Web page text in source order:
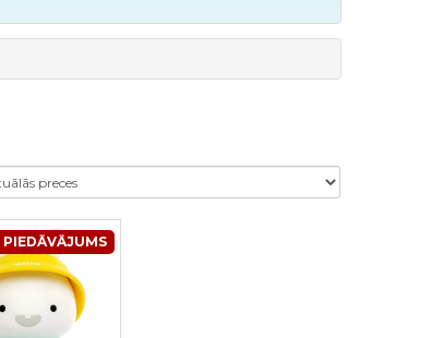
PIEDĀVĀJUMS